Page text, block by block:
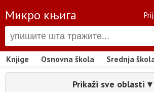
Микро књига
Knjige Osnovna škola Srednja
Prikaži sve oblasti ▾